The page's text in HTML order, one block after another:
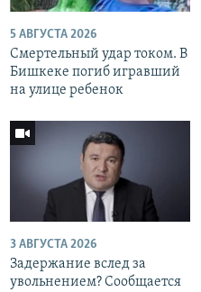
5 АВГУСТА 2026
Смертельный удар током. В
Бишкеке погиб игравший
на улице ребенок
3 АВГУСТА 2026
Задержание вслед за
увольнением? Сообщается